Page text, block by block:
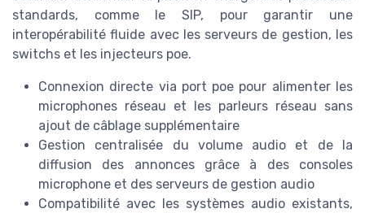
standards, comme le SIP, pour garantir une
interopérabilité fluide avec les serveurs de gestion, les
switchs et les injecteurs poe.
Connexion directe via port poe pour alimenter les
microphones réseau et les parleurs réseau sans
ajout de câblage supplémentaire
Gestion centralisée du volume audio et de la
diffusion des annonces grâce à des consoles
microphone et des serveurs de gestion audio
Compatibilité avec les systèmes audio existants,